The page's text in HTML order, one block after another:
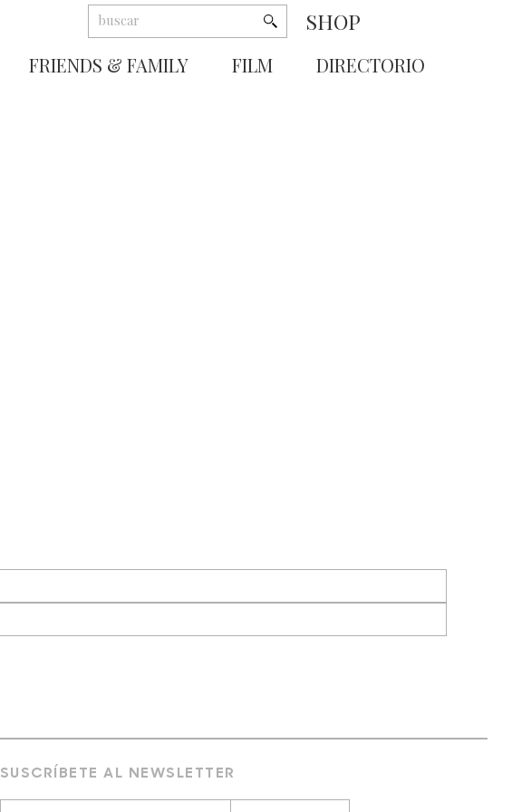
SHOP
FRIENDS & FAMILY FILM DIRECTORIO
SUSCRÍBETE AL NEWSLETTER